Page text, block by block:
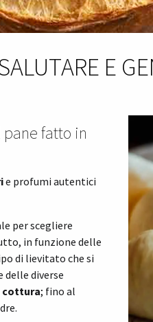
E
fatto in
e profumi autentici
per scegliere
in funzione delle
di lievitato che si
delle diverse
cottura; fino al